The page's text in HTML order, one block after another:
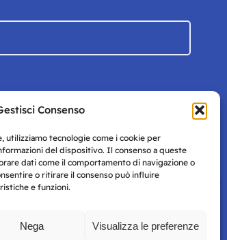
Consenso
utilizziamo tecnologie come i cookie per
del dispositivo. Il consenso a queste
dati come il comportamento di navigazione o
o ritirare il consenso può influire
e funzioni.
Nega Visualizza le preferenze